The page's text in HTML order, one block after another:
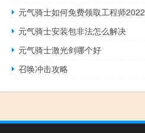
元气骑士如何免费领取工程师2022
元气骑士安装包非法怎么解决
元气骑士激光剑哪个好
召唤冲击攻略